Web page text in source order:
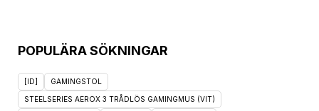
POPULÄRA SÖKNINGAR
[ID] GAMINGSTOL
STEELSERIES AEROX 3 TRÅDLÖS GAMINGMUS (VIT)